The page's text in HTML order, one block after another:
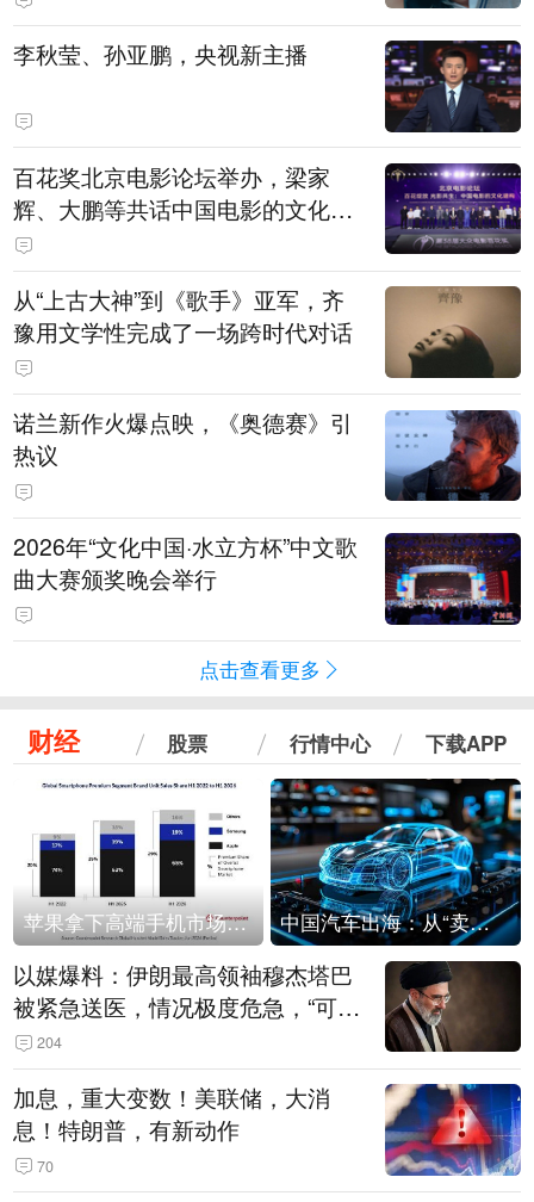
白，主演均为广州本土演员
李秋莹、孙亚鹏，央视新主播
百花奖北京电影论坛举办，梁家
辉、大鹏等共话中国电影的文化建
构
从“上古大神”到《歌手》亚军，齐
豫用文学性完成了一场跨时代对话
诺兰新作火爆点映，《奥德赛》引
热议
2026年“文化中国·水立方杯”中文歌
曲大赛颁奖晚会举行
点击查看更多
财经 股票 行情中心 下载APP
苹果拿下高端手机市场65%的份额：iPhone 17系列功不可没 中国汽车出海：从“卖出去”到“走进去”
以媒爆料：伊朗最高领袖穆杰塔巴
被紧急送医，情况极度危急，“可能
随时会死去”
204
加息，重大变数！美联储，大消
息！特朗普，有新动作
70